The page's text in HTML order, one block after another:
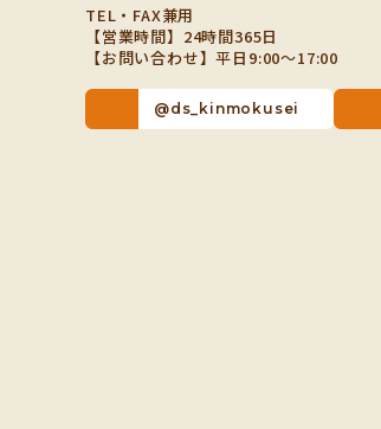
TEL・FAX兼用
【営業時間】24時間365日
【お問い合わせ】平日9:00～17:00
@ds_kinmokusei